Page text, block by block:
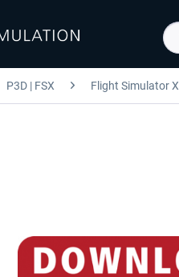
P3D | FSX Flight Simulator X